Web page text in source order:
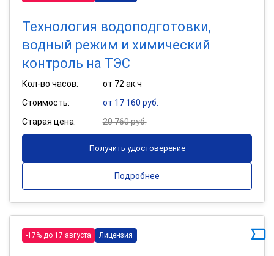
Технология водоподготовки,
водный режим и химический
контроль на ТЭС
Кол-во часов:
от 72 ак.ч
Стоимость:
от 17 160 руб.
Старая цена:
20 760 руб.
Получить удостоверение
Подробнее
-17% до 17 августа Лицензия